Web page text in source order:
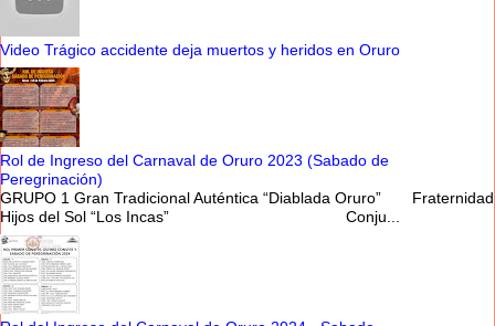
Video Trágico accidente deja muertos y heridos en Oruro
Rol de Ingreso del Carnaval de Oruro 2023 (Sabado de
Peregrinación)
GRUPO 1 Gran Tradicional Auténtica “Diablada Oruro” Fraternidad
Hijos del Sol “Los Incas” Conju...